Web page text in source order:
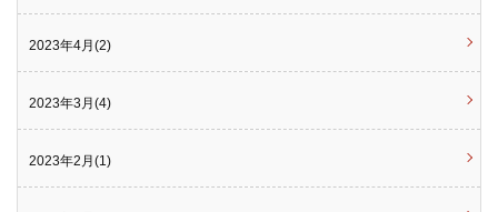
2023年4月(2)
2023年3月(4)
2023年2月(1)